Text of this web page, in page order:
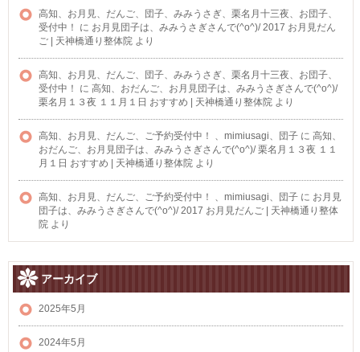
高知、お月見、だんご、団子、みみうさぎ、栗名月十三夜、お団子、
受付中！
に お月見団子は、みみうさぎさんで(^o^)/ 2017 お月見だん
ご | 天神橋通り整体院 より
高知、お月見、だんご、団子、みみうさぎ、栗名月十三夜、お団子、
受付中！
に 高知、おだんご、お月見団子は、みみうさぎさんで(^o^)/
栗名月１３夜 １１月１日 おすすめ | 天神橋通り整体院 より
高知、お月見、だんご、ご予約受付中！ 、mimiusagi、団子 に 高知、
おだんご、お月見団子は、みみうさぎさんで(^o^)/ 栗名月１３夜 １１
月１日 おすすめ | 天神橋通り整体院 より
高知、お月見、だんご、ご予約受付中！ 、mimiusagi、団子 に お月見
団子は、みみうさぎさんで(^o^)/ 2017 お月見だんご | 天神橋通り整体
院 より
アーカイブ
2025年5月
2024年5月